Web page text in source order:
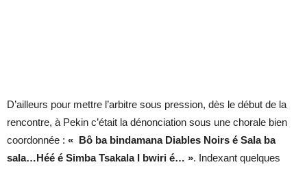
D’ailleurs pour mettre l’arbitre sous pression, dès le début de la
rencontre, à Pekin c’était la dénonciation sous une chorale bien
coordonnée : « Bô ba bindamana Diables Noirs é Sala ba
sala…Héé é Simba Tsakala I bwiri é… ». Indexant quelques